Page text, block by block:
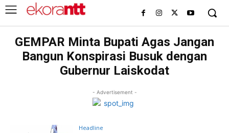
GEMPAR Minta Bupati Agas Jangan
Bangun Konspirasi Busuk dengan
Gubernur Laiskodat
- Advertisement -
Headline